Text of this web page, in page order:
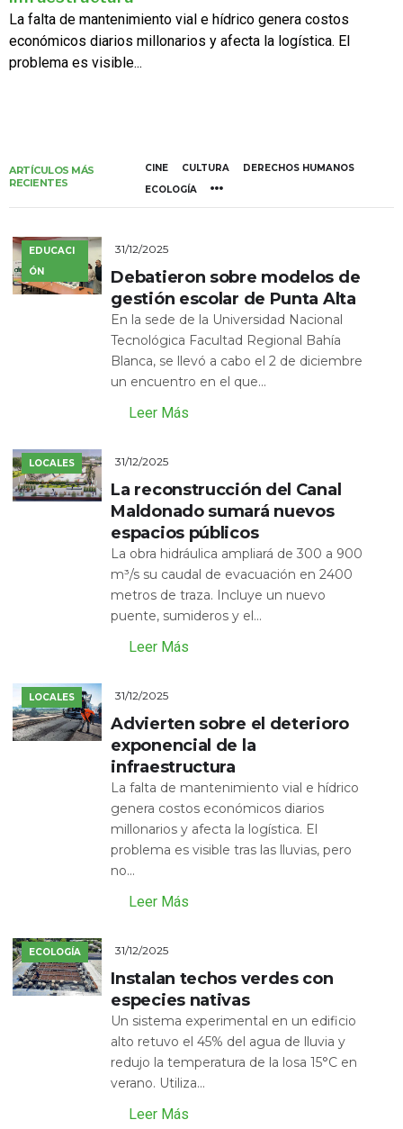
La falta de mantenimiento vial e hídrico genera costos
económicos diarios millonarios y afecta la logística. El
problema es visible...
ARTÍCULOS MÁS
RECIENTES
CINE CULTURA
DERECHOS HUMANOS
ECOLOGÍA
EDUCACI
ÓN
31/12/2025
Debatieron sobre modelos de
gestión escolar de Punta Alta
En la sede de la Universidad Nacional
Tecnológica Facultad Regional Bahía
Blanca, se llevó a cabo el 2 de diciembre
un encuentro en el que...
Leer Más
LOCALES 31/12/2025
La reconstrucción del Canal
Maldonado sumará nuevos
espacios públicos
La obra hidráulica ampliará de 300 a 900
m³/s su caudal de evacuación en 2400
metros de traza. Incluye un nuevo
puente, sumideros y el...
Leer Más
LOCALES 31/12/2025
Advierten sobre el deterioro
exponencial de la
infraestructura
La falta de mantenimiento vial e hídrico
genera costos económicos diarios
millonarios y afecta la logística. El
problema es visible tras las lluvias, pero
no...
Leer Más
ECOLOGÍA 31/12/2025
Instalan techos verdes con
especies nativas
Un sistema experimental en un edificio
alto retuvo el 45% del agua de lluvia y
redujo la temperatura de la losa 15°C en
verano. Utiliza...
Leer Más